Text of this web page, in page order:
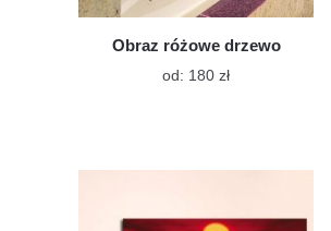
Obraz różowe drzewo
od: 180 złTen
wariantów.
można